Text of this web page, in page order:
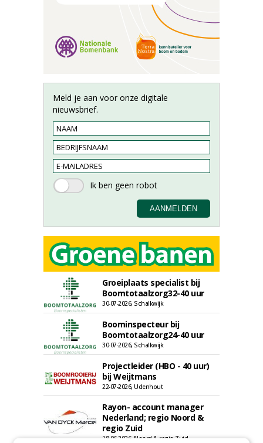
Meld je aan voor onze digitale
nieuwsbrief.
Groeiplaats specialist bij
Boomtotaalzorg32-40 uur
30-07-2026, Schalkwijk
Boominspecteur bij
Boomtotaalzorg24-40 uur
30-07-2026, Schalkwijk
Projectleider (HBO - 40 uur)
bij Weijtmans
22-07-2026, Udenhout
Rayon- account manager
Nederland; regio Noord &
regio Zuid
18-06-2026, Noord & regio Zuid